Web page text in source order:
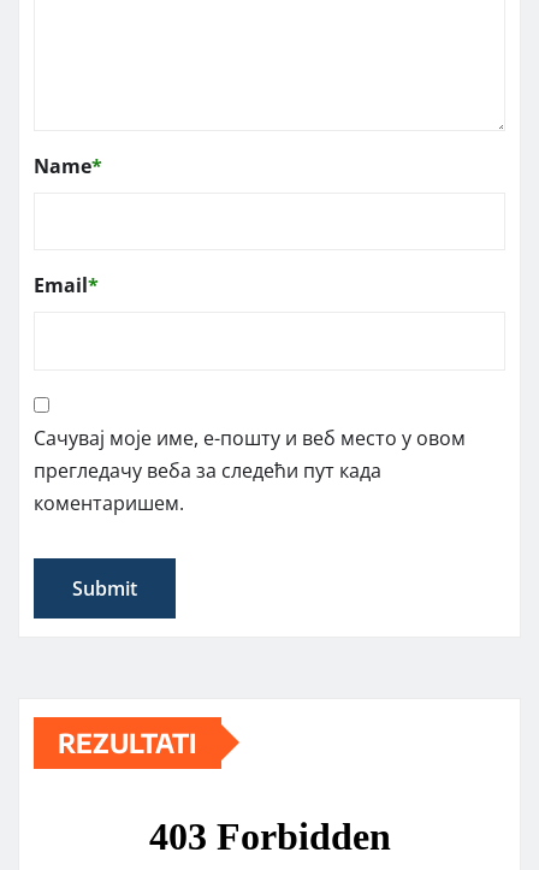
Name*
Email*
Сачувај моје име, е-пошту и веб место у овом
прегледачу веба за следећи пут када
коментаришем.
REZULTATI